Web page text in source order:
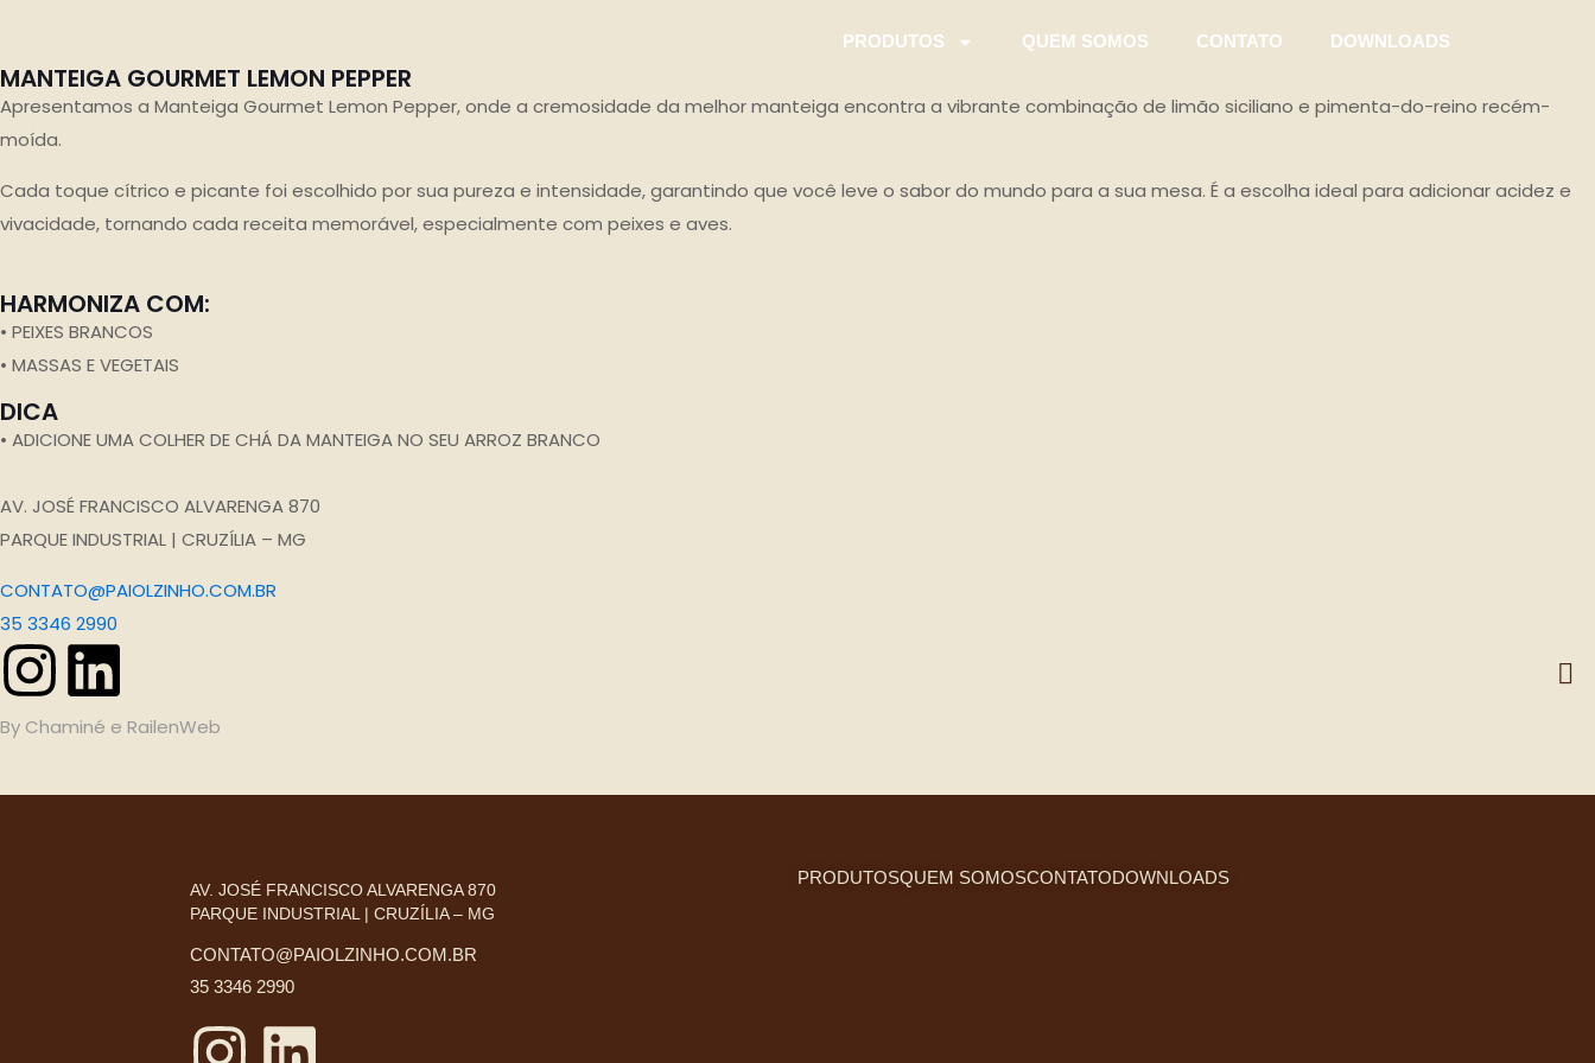
PRODUTOS QUEM SOMOS CONTATO DOWNLOADS
MANTEIGA GOURMET LEMON PEPPER
Apresentamos a Manteiga Gourmet Lemon Pepper, onde a cremosidade da melhor manteiga encontra a vibrante combinação de limão siciliano e pimenta-do-reino recém-
moída.
Cada toque cítrico e picante foi escolhido por sua pureza e intensidade, garantindo que você leve o sabor do mundo para a sua mesa. É a escolha ideal para adicionar acidez e
vivacidade, tornando cada receita memorável, especialmente com peixes e aves.
HARMONIZA COM:
• PEIXES BRANCOS
• MASSAS E VEGETAIS
DICA
• ADICIONE UMA COLHER DE CHÁ DA MANTEIGA NO SEU ARROZ BRANCO
AV. JOSÉ FRANCISCO ALVARENGA 870
PARQUE INDUSTRIAL | CRUZÍLIA – MG
CONTATO@PAIOLZINHO.COM.BR
35 3346 2990
By Chaminé e RailenWeb
AV. JOSÉ FRANCISCO ALVARENGA 870
PARQUE INDUSTRIAL | CRUZÍLIA – MG
CONTATO@PAIOLZINHO.COM.BR
35 3346 2990
PRODUTOSQUEM SOMOSCONTATODOWNLOADS